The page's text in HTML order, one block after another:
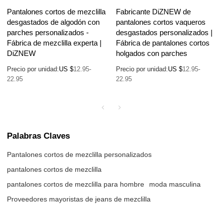
Pantalones cortos de mezclilla
desgastados de algodón con
parches personalizados -
Fábrica de mezclilla experta |
DiZNEW
Precio por unidad:US $12.95-
22.95
Fabricante DiZNEW de
pantalones cortos vaqueros
desgastados personalizados |
Fábrica de pantalones cortos
holgados con parches
Precio por unidad:US $12.95-
22.95
Palabras Claves
Pantalones cortos de mezclilla personalizados
pantalones cortos de mezclilla
pantalones cortos de mezclilla para hombre
moda masculina
Proveedores mayoristas de jeans de mezclilla